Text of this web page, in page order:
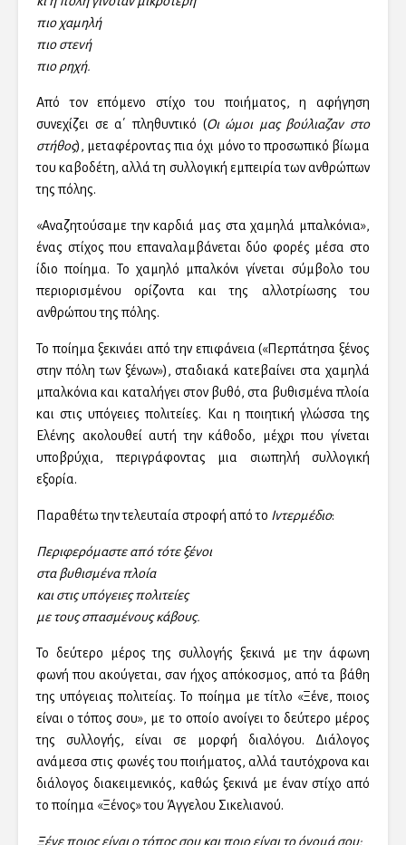
πιο χαμηλή
πιο στενή
πιο ρηχή.
Από τον επόμενο στίχο του ποιήματος, η αφήγηση
συνεχίζει σε α΄ πληθυντικό (Οι ώμοι μας βούλιαζαν στο
στήθος), μεταφέροντας πια όχι μόνο το προσωπικό βίωμα
του καβοδέτη, αλλά τη συλλογική εμπειρία των ανθρώπων
της πόλης.
«Αναζητούσαμε την καρδιά μας στα χαμηλά μπαλκόνια»,
ένας στίχος που επαναλαμβάνεται δύο φορές μέσα στο
ίδιο ποίημα. Το χαμηλό μπαλκόνι γίνεται σύμβολο του
περιορισμένου ορίζοντα και της αλλοτρίωσης του
ανθρώπου της πόλης.
Το ποίημα ξεκινάει από την επιφάνεια («Περπάτησα ξένος
στην πόλη των ξένων»), σταδιακά κατεβαίνει στα χαμηλά
μπαλκόνια και καταλήγει στον βυθό, στα βυθισμένα πλοία
και στις υπόγειες πολιτείες. Και η ποιητική γλώσσα της
Ελένης ακολουθεί αυτή την κάθοδο, μέχρι που γίνεται
υποβρύχια, περιγράφοντας μια σιωπηλή συλλογική
εξορία.
Παραθέτω την τελευταία στροφή από το Ιντερμέδιο:
Περιφερόμαστε από τότε ξένοι
στα βυθισμένα πλοία
και στις υπόγειες πολιτείες
με τους σπασμένους κάβους.
Το δεύτερο μέρος της συλλογής ξεκινά με την άφωνη
φωνή που ακούγεται, σαν ήχος απόκοσμος, από τα βάθη
της υπόγειας πολιτείας. Το ποίημα με τίτλο «Ξένε, ποιος
είναι ο τόπος σου», με το οποίο ανοίγει το δεύτερο μέρος
της συλλογής, είναι σε μορφή διαλόγου. Διάλογος
ανάμεσα στις φωνές του ποιήματος, αλλά ταυτόχρονα και
διάλογος διακειμενικός, καθώς ξεκινά με έναν στίχο από
το ποίημα «Ξένος» του Άγγελου Σικελιανού.
Ξένε ποιος είναι ο τόπος σου και ποιο είναι το όνομά σου;